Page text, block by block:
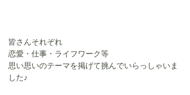
皆さんそれぞれ
恋愛・仕事・ライフワーク等
思い思いのテーマを掲げて挑んでいらっしゃいま
した♪